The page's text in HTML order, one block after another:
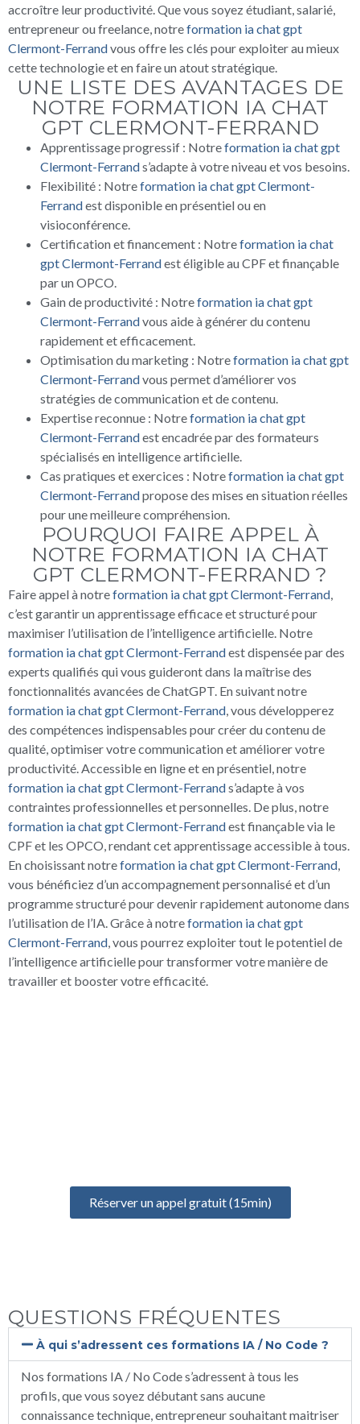
accroître leur productivité. Que vous soyez étudiant, salarié,
entrepreneur ou freelance, notreformation ia chat gpt
Clermont-Ferrandvous offre les clés pour exploiter au mieux
cette technologie et en faire un atout stratégique.
UNE LISTE DES AVANTAGES DE
NOTRE FORMATION IA CHAT
GPT CLERMONT-FERRAND
Apprentissage progressif : Notreformation ia chat gpt
Clermont-Ferrands’adapte à votre niveau et vos besoins.
Flexibilité : Notreformation ia chat gpt Clermont-
Ferrandest disponible en présentiel ou en
visioconférence.
Certification et financement : Notreformation ia chat
gpt Clermont-Ferrandest éligible au CPF et finançable
par un OPCO.
Gain de productivité : Notreformation ia chat gpt
Clermont-Ferrandvous aide à générer du contenu
rapidement et efficacement.
Optimisation du marketing : Notreformation ia chat gpt
Clermont-Ferrandvous permet d’améliorer vos
stratégies de communication et de contenu.
Expertise reconnue : Notreformation ia chat gpt
Clermont-Ferrandest encadrée par des formateurs
spécialisés en intelligence artificielle.
Cas pratiques et exercices : Notreformation ia chat gpt
Clermont-Ferrandpropose des mises en situation réelles
pour une meilleure compréhension.
POURQUOI FAIRE APPEL À
NOTRE FORMATION IA CHAT
GPT CLERMONT-FERRAND ?
Faire appel à notreformation ia chat gpt Clermont-Ferrand
c’est garantir un apprentissage efficace et structuré pour
maximiser l’utilisation de l’intelligence artificielle. Notre
formation ia chat gpt Clermont-Ferrandest dispensée par des
experts qualifiés qui vous guideront dans la maîtrise des
fonctionnalités avancées de ChatGPT. En suivant notre
formation ia chat gpt Clermont-Ferrand , vous développerez
des compétences indispensables pour créer du contenu de
qualité, optimiser votre communication et améliorer votre
productivité. Accessible en ligne et en présentiel, notre
formation ia chat gpt Clermont-Ferrands’adapte à vos
contraintes professionnelles et personnelles. De plus, notre
formation ia chat gpt Clermont-Ferrandest finançable via le
CPF et les OPCO, rendant cet apprentissage accessible à tous.
En choisissant notreformation ia chat gpt Clermont-Ferrand
vous bénéficiez d’un accompagnement personnalisé et d’un
programme structuré pour devenir rapidement autonome dans
l’utilisation de l’IA. Grâce à notreformation ia chat gpt
Clermont-Ferrand , vous pourrez exploiter tout le potentiel de
l’intelligence artificielle pour transformer votre manière de
travailler et booster votre efficacité.
Réserver un appel gratuit (15min)
QUESTIONS FRÉQUENTES
À qui s’adressent ces formations IA / No Code ?
Nos formations IA / No Code s’adressent à tous les
profils, que vous soyez débutant sans aucune
connaissance technique, entrepreneur souhaitant maitriser